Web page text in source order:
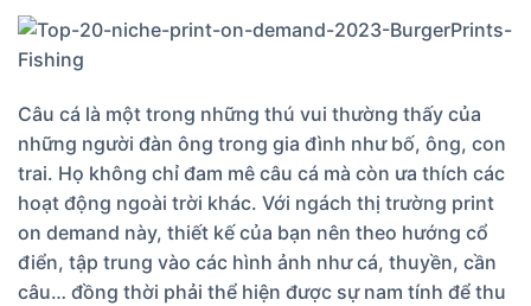
Câu cá là một trong những thú vui thường thấy của
những người đàn ông trong gia đình như bố, ông, con
trai. Họ không chỉ đam mê câu cá mà còn ưa thích các
hoạt động ngoài trời khác. Với ngách thị trường print
on demand này, thiết kế của bạn nên theo hướng cổ
điển, tập trung vào các hình ảnh như cá, thuyền, cần
câu… đồng thời phải thể hiện được sự nam tính để thu